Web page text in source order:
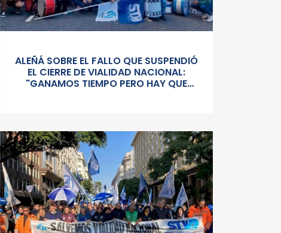
ALEÑÁ SOBRE EL FALLO QUE SUSPENDIÓ
EL CIERRE DE VIALIDAD NACIONAL:
"GANAMOS TIEMPO PERO HAY QUE